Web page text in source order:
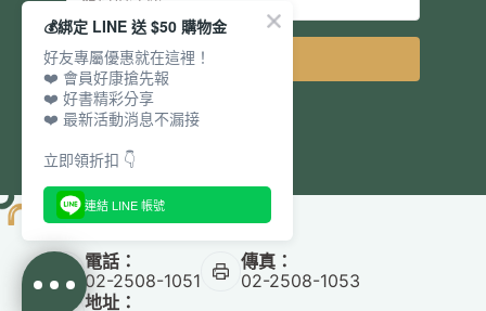
電話：
02-2508-1051
傳真：
02-2508-1053
地址：
💰綁定 LINE 送 $50 購物金
好友專屬優惠就在這裡！
❤️ 會員好康搶先報
❤️ 好書精彩分享
❤️ 最新活動消息不漏接
立即領折扣 👇
連結 LINE 帳號